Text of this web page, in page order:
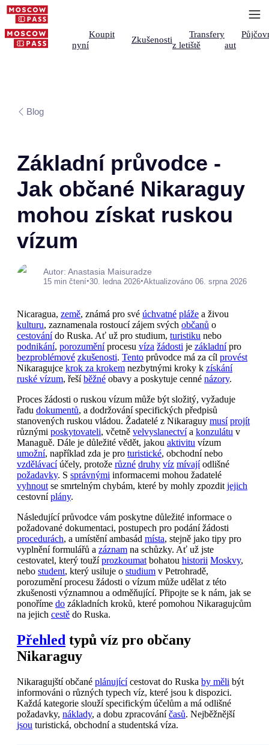
Koupit
nyní
Zkušenosti
Transfery
z letiště
aut
Blog
Základní průvodce -
Jak občané Nikaraguy
mohou získat ruskou
vízum
Autor: Anastasia Maisuradze
15 min čtení•30. ledna 2026•Aktualizováno 06. srpna 2026
Nicaragua, země, známá pro své úchvatné pláže a živou
kulturu, zaznamenala rostoucí zájem svých občanů o
cestovánído Ruska. Ať už pro studium, turistiku nebo
podnikání, porozuměníprocesu víza žádosti je základnípro
bezproblémové zkušenosti. Tento průvodce má za cíl provést
Nikaragujce krok za krokem nezbytnými kroky k získání
ruské vízum, řešíběžné obavy a poskytuje cenné názory.
Proces žádosti o ruskou vízum může být složitý, vyžaduje
řadu dokumentů, a dodržování specifických předpisů
stanovených ruskou vládou. Žadatelé z Nikaraguy musí projít
různými poskytovateli, včetně velvyslanectvía konzulátu v
Managuě. Dále je důležité vědět, jakou aktivitu vízum
umožní, například zda je pro turistické, obchodní nebo
vzdělávacíúčely, protože různé druhy víz mívajíodlišné
požadavky. S správnými informacemi mohou žadatelé
vyhnout se smrtelným chybám, které by mohly zpozdit jejich
cestovníplány.
Následující průvodce vám poskytne důležité informace o
požadované dokumentaci, postupech pro podání žádosti
procedurách, a umístění ambasád místa, stejně jako tipy pro
vyplnění formulářů a záznam na schůzky. Ať už jste
cestovatel, který toužíprozkoumat bohatou historii Moskvy,
nebo student, který usiluje o studium v Petrohradě,
porozumění procesu žádosti o vízum může udělat z této
zkušenosti významnou a odměňující. Připojte se k nám, jak se
ponoříme do základních kroků, které pomohou Nikaragujcům
na jejich cestě do Ruska.
Přehled typů víz pro občany
Nikaraguy
Nikaragujští občané plánujícícestovat do Ruska by měli být
informováni o různých typech víz, které jsou k dispozici.
Každá kategorie slouží specifickým účelům a má odlišné
požadavky, náklady, a dobu zpracováníčasů. Nejběžnější
jsou turistická, obchodní a studentská víza.